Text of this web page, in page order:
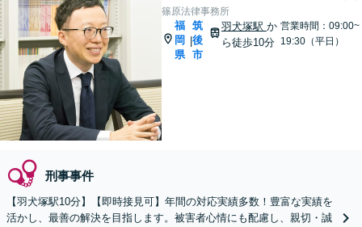
篠原法律事務所
福
岡
県
|
筑
後
市
羽犬塚駅 か
ら徒歩10分
営業時間：09:00~
19:30（平日）
刑事事件
【羽犬塚駅10分】【即時接見可】年間の対応実績多数！豊富な実績を
活かし、最善の解決を目指します。被害者心情にも配慮し、親切・誠